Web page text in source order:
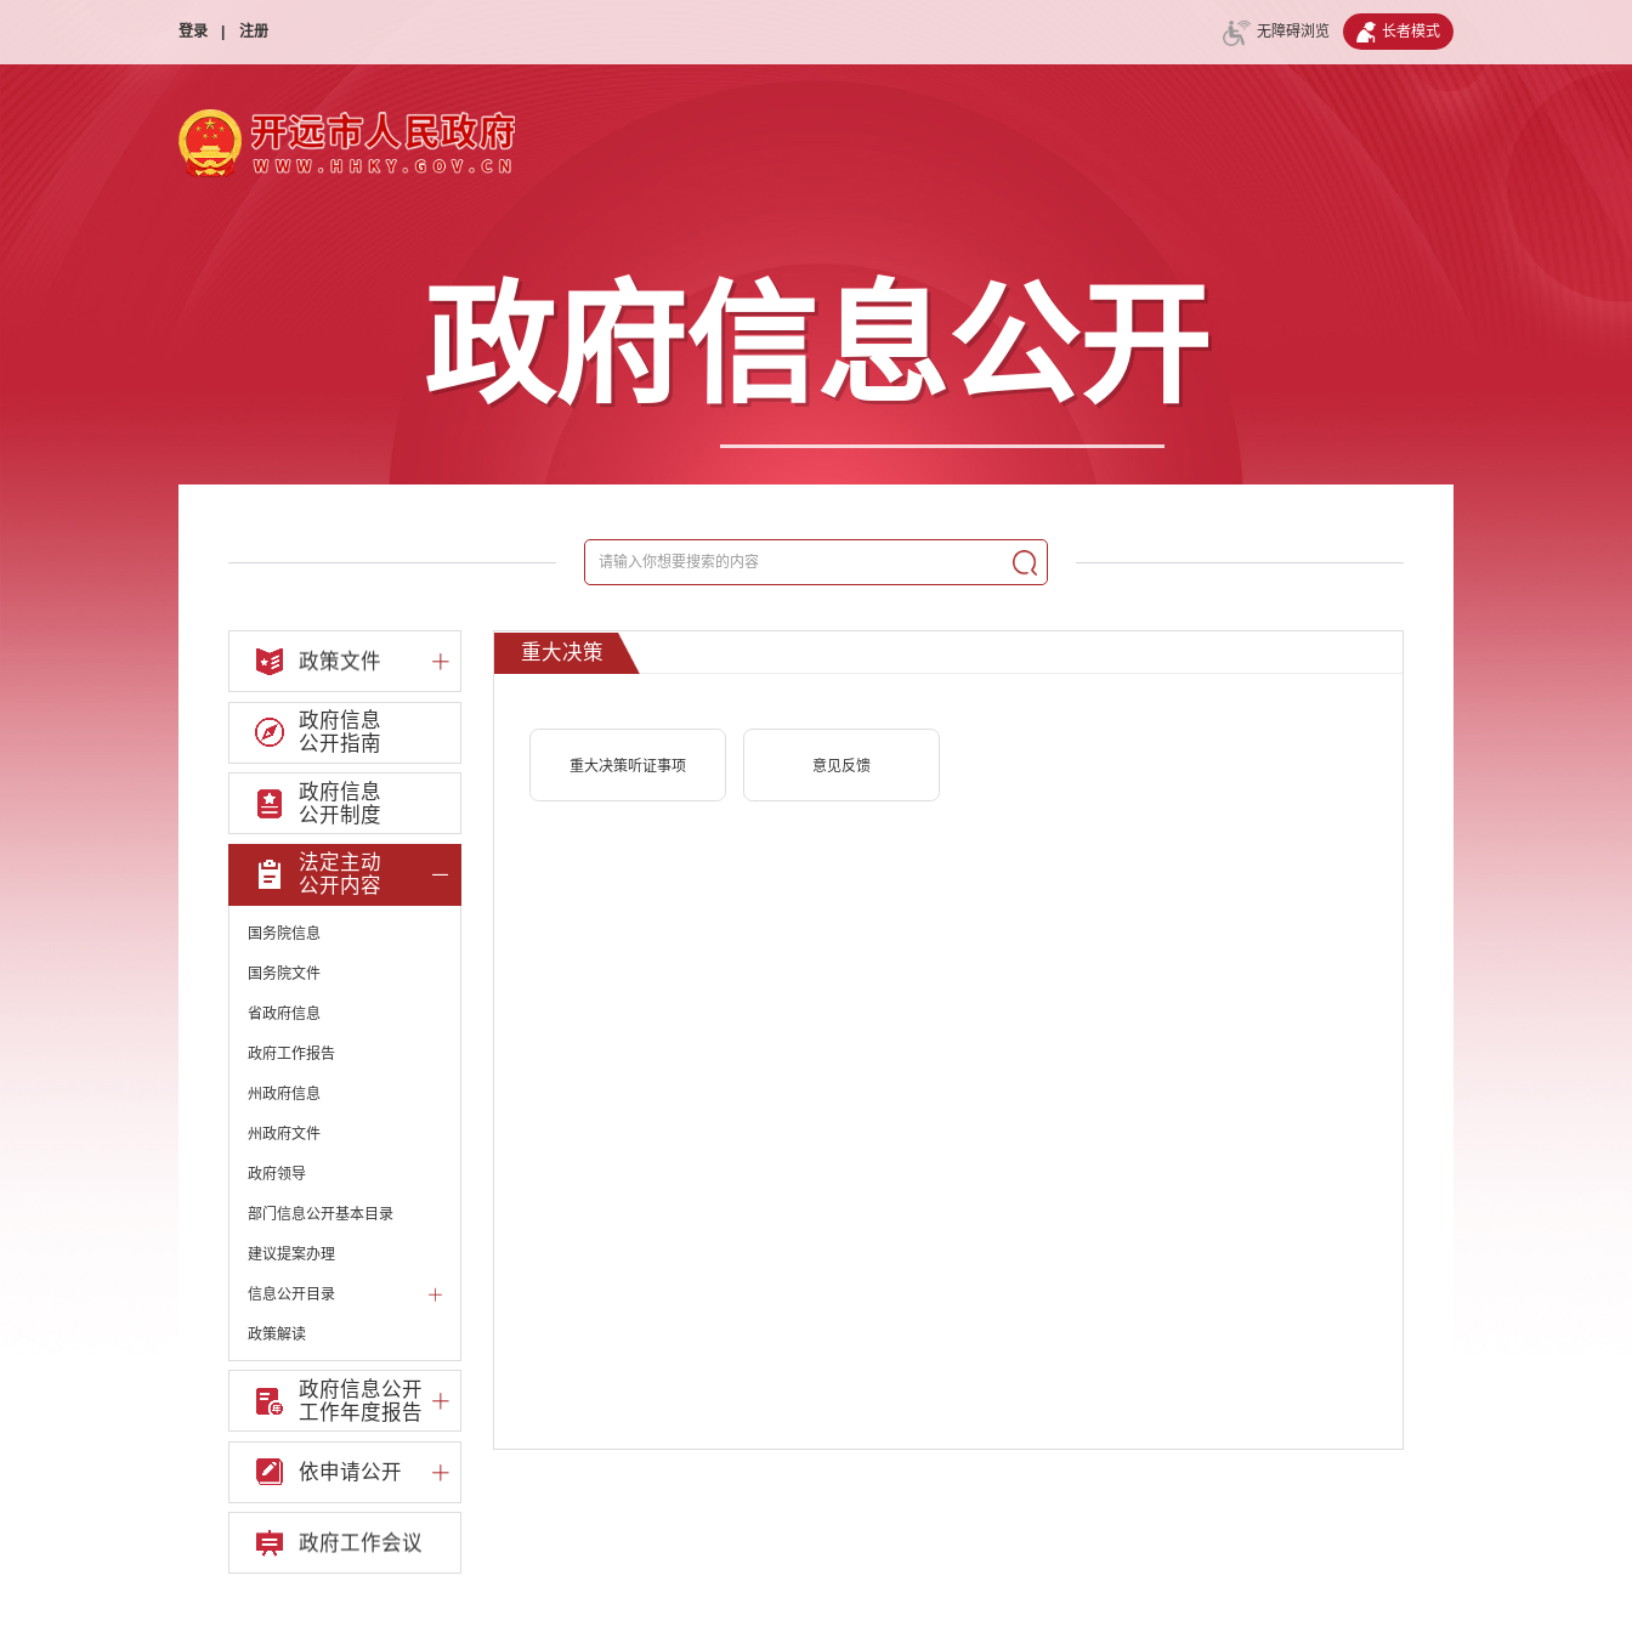
登录 注册 无障碍浏览 长者模式
政府信息公开
政策文件
政府信息
公开指南
政府信息
公开制度
法定主动
公开内容
国务院信息
国务院文件
省政府信息
政府工作报告
州政府信息
州政府文件
政府领导
部门信息公开基本目录
建议提案办理
信息公开目录
政策解读
机构职能和权责清单
自然资源政务公开
重点领域信息公开
行政事业性收费
公务员管理
政府信息公开
工作年度报告
依申请公开
政府工作会议
重大决策
重大决策听证事项 意见反馈